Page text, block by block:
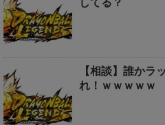
してる？
【相談】誰かラ
れ！ｗｗｗｗｗ